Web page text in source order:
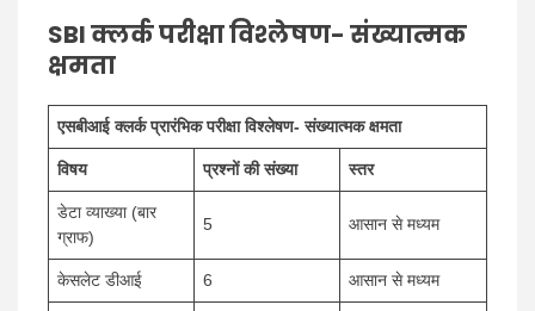
SBI क्लर्क परीक्षा विश्लेषण- संख्यात्मक
क्षमता
एसबीआई क्लर्क प्रारंभिक परीक्षा विश्लेषण- संख्यात्मक क्षमता
विषय प्रश्नों की संख्या स्तर
डेटा व्याख्या (बार
ग्राफ)
5 आसान से मध्यम
केसलेट डीआई 6 आसान से मध्यम